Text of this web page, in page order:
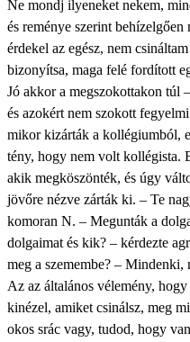
Ne mondj ilyeneket nekem,
és reménye szerint
érdekel az egész, nem
bizonyítsa, maga felé fordított
Jó akkor a megszokottakon túl
és azokért nem szokott
mikor kizárták a kollégiumból,
tény, hogy nem volt kollégista.
akik megköszönték, és úgy
jövőre nézve zárták ki. – Te
komoran N. – Megunták a
dolgaimat és kik? – kérdezte
meg a szemembe? –
Az az általános vélemény,
kinézel, amiket csinálsz, meg
okos srác vagy, tudod, hogy